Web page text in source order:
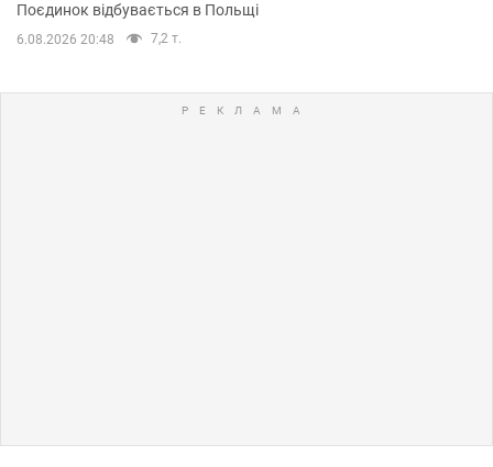
Поєдинок відбувається в Польщі
6.08.2026 20:48 7,2 т.